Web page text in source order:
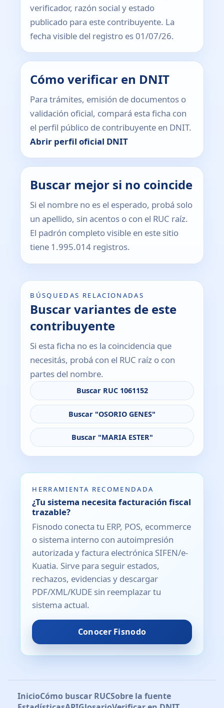
verificador, razón social y estado
publicado para este contribuyente. La
fecha visible del registro es 01/07/26.
Cómo verificar en DNIT
Para trámites, emisión de documentos o
validación oficial, compará esta ficha con
el perfil público de contribuyente en DNIT.
Abrir perfil oficial DNIT
Buscar mejor si no coincide
Si el nombre no es el esperado, probá solo
un apellido, sin acentos o con el RUC raíz.
El padrón completo visible en este sitio
tiene 1.995.014 registros.
BÚSQUEDAS RELACIONADAS
Buscar variantes de este
contribuyente
Si esta ficha no es la coincidencia que
necesitás, probá con el RUC raíz o con
partes del nombre.
Buscar RUC 1061152
Buscar "OSORIO GENES"
Buscar "MARIA ESTER"
HERRAMIENTA RECOMENDADA
¿Tu sistema necesita facturación fiscal
trazable?
Fisnodo conecta tu ERP, POS, ecommerce
o sistema interno con autoimpresión
autorizada y factura electrónica SIFEN/e-
Kuatia. Sirve para seguir estados,
rechazos, evidencias y descargar
PDF/XML/KUDE sin reemplazar tu
sistema actual.
Conocer Fisnodo
InicioCómo buscar RUCSobre la fuente